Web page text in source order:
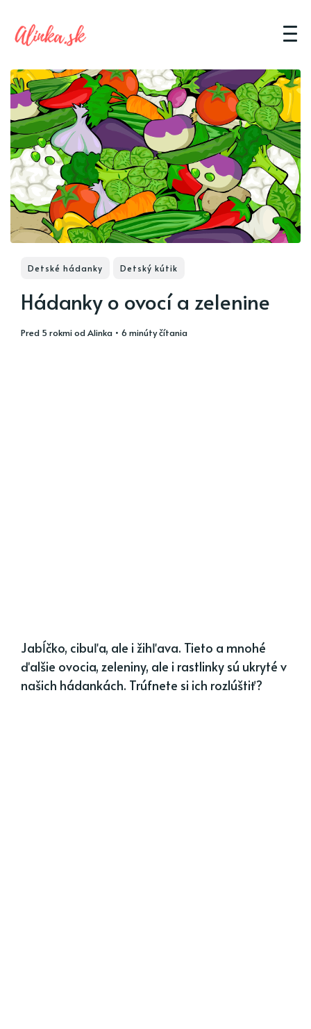
Detské hádanky Detský kútik
Hádanky o ovocí a zelenine
pred 5 rokmiodAlinka • 6 minúty čítania
Jabĺčko, cibuľa, ale i žihľava. Tieto a mnohé
ďalšie ovocia, zeleniny, ale i rastlinky sú ukryté v
našich hádankách. Trúfnete si ich rozlúštiť?